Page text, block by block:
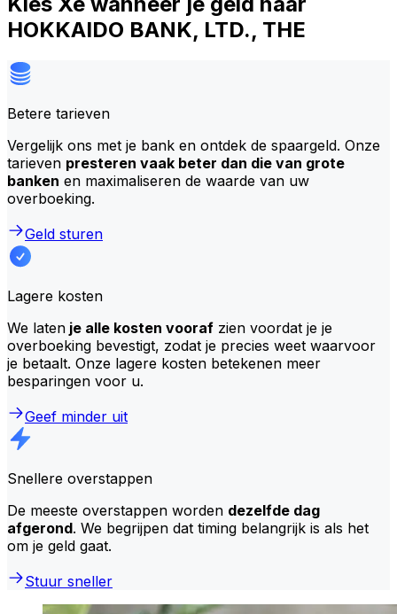
HOKKAIDO BANK, LTD., THE
Betere tarieven
Vergelijk ons met je bank en ontdek de spaargeld. Onze
tarieven presteren vaak beter dan die van grote
banken en maximaliseren de waarde van uw
overboeking.
Geld sturen
Lagere kosten
We laten je alle kosten vooraf zien voordat je je
overboeking bevestigt, zodat je precies weet waarvoor
je betaalt. Onze lagere kosten betekenen meer
besparingen voor u.
Geef minder uit
Snellere overstappen
De meeste overstappen worden dezelfde dag
afgerond. We begrijpen dat timing belangrijk is als het
om je geld gaat.
Stuur sneller